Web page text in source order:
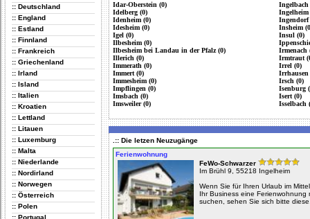
:: Deutschland
:: England
:: Estland
:: Finnland
:: Frankreich
:: Griechenland
:: Irland
:: Island
:: Italien
:: Kroatien
:: Lettland
:: Litauen
:: Luxemburg
:: Malta
:: Niederlande
:: Nordirland
:: Norwegen
:: Österreich
:: Polen
:: Portugal
Idar-Oberstein (0)
Idelberg (0)
Idenheim (0)
Idesheim (0)
Igel (0)
Ilbesheim (0)
Ilbesheim bei Landau in der Pfalz (0)
Illerich (0)
Immerath (0)
Immert (0)
Immesheim (0)
Impflingen (0)
Imsbach (0)
Imsweiler (0)
Ingelbach
Ingelheim
Ingendorf
Insheim
Insul (0)
Irmenach
Irmtraut
Irrel (0)
Irrhausen
Irsch (0)
Isenburg
Isert (0)
Isselbach
.:: Die letzen Neuzugänge
Ferienwohnung
FeWo-Schwarzer
Im Brühl 9, 55218 Ingelheim
Wenn Sie für Ihren Urlaub im
Ihr Business eine Ferienwohnung
suchen, sehen Sie sich bitte